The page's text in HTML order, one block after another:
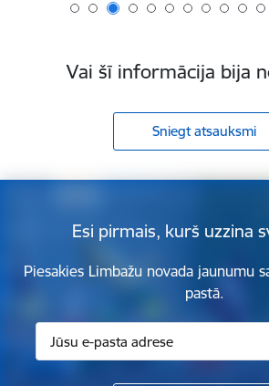
Vai šī informācija bija
Sniegt atsauksmi
Esi pirmais, kurš uzzina
Piesakies Limbažu novada jaunumu
pastā.